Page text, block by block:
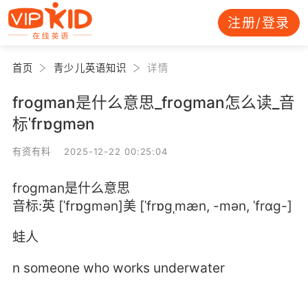
注册/登录
首页 青少儿英语知识 详情
frogman是什么意思_frogman怎么读_音
标ˈfrɒgmən
有资有料 2025-12-22 00:25:04
frogman是什么意思
音标:英 [ˈfrɒgmən]美 [ˈfrɒɡˌmæn, -mən, ˈfrɑɡ-]
蛙人
n someone who works underwater